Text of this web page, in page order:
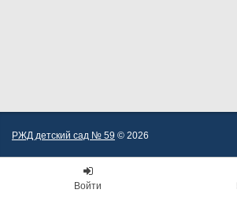
РЖД детский сад № 59 © 2026
Войти